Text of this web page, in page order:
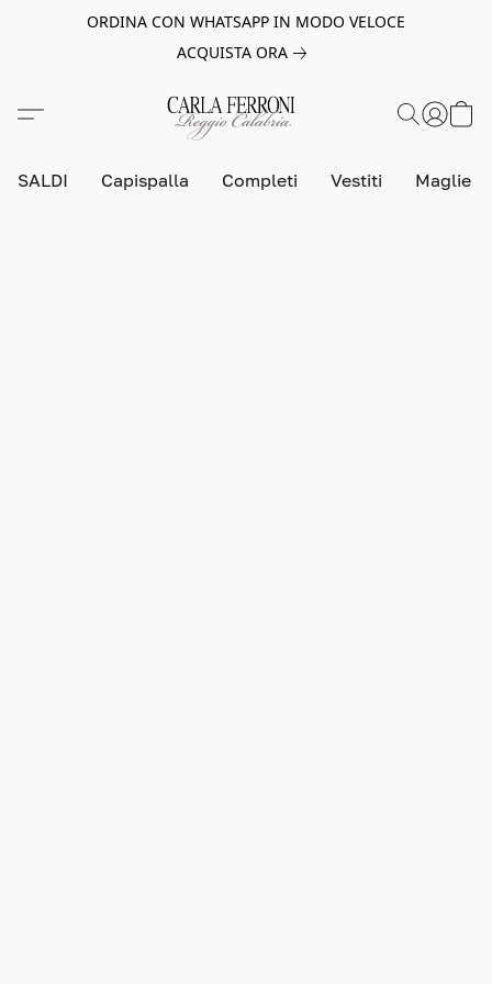
ORDINA CON WHATSAPP IN MODO VELOCE
ACQUISTA ORA
SALDI Capispalla Completi Vestiti Maglie e